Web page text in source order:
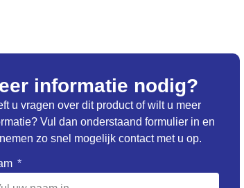
informatie nodig?
u vragen over dit product of wilt u meer
Vul dan onderstaand formulier in en
zo snel mogelijk contact met u op.